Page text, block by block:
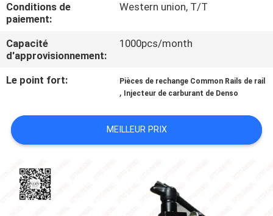
CONTRÔLE
QUALITÉ
CONTACTEZ-
NOUVELLES
LES
AFFAIRES
Conditions de
paiement:
Western union, T/T
Capacité
d'approvisionnement:
1000pcs/month
Le point fort: Pièces de rechange Common Rails de rail
, Injecteur de carburant de Denso
MEILLEUR PRIX